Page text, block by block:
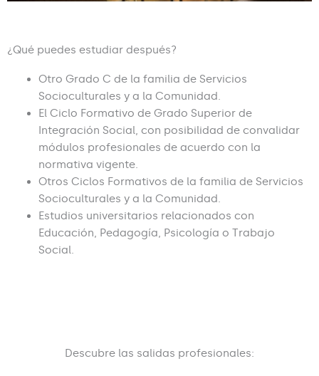
¿Qué puedes estudiar después?
Otro Grado C de la familia de Servicios
Socioculturales y a la Comunidad.
El Ciclo Formativo de Grado Superior de
Integración Social, con posibilidad de convalidar
módulos profesionales de acuerdo con la
normativa vigente.
Otros Ciclos Formativos de la familia de Servicios
Socioculturales y a la Comunidad.
Estudios universitarios relacionados con
Educación, Pedagogía, Psicología o Trabajo
Social.
Descubre las salidas profesionales: